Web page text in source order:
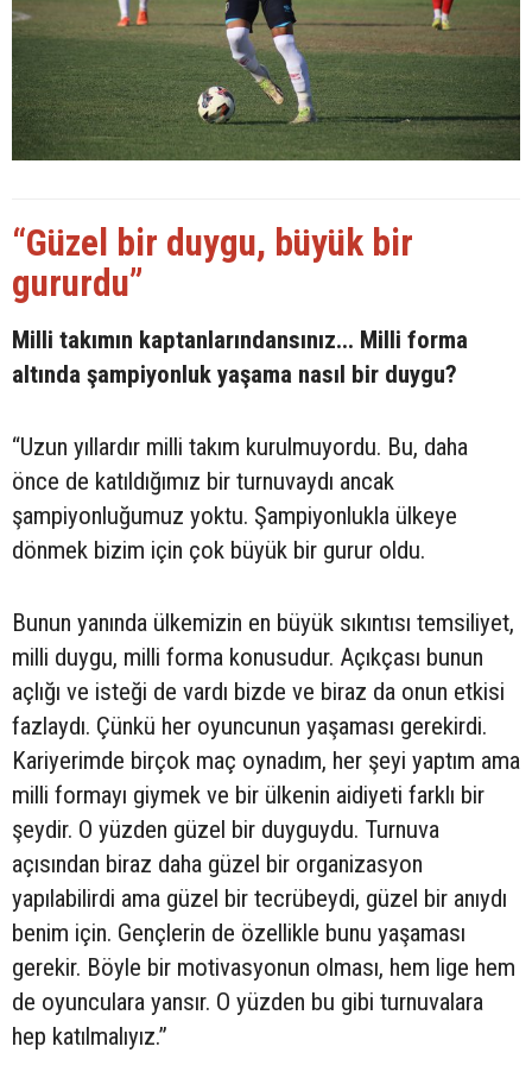
“Güzel bir duygu, büyük bir
gururdu”
Milli takımın kaptanlarındansınız... Milli forma
altında şampiyonluk yaşama nasıl bir duygu?
“Uzun yıllardır milli takım kurulmuyordu. Bu, daha
önce de katıldığımız bir turnuvaydı ancak
şampiyonluğumuz yoktu. Şampiyonlukla ülkeye
dönmek bizim için çok büyük bir gurur oldu.
Bunun yanında ülkemizin en büyük sıkıntısı temsiliyet,
milli duygu, milli forma konusudur. Açıkçası bunun
açlığı ve isteği de vardı bizde ve biraz da onun etkisi
fazlaydı. Çünkü her oyuncunun yaşaması gerekirdi.
Kariyerimde birçok maç oynadım, her şeyi yaptım ama
milli formayı giymek ve bir ülkenin aidiyeti farklı bir
şeydir. O yüzden güzel bir duyguydu. Turnuva
açısından biraz daha güzel bir organizasyon
yapılabilirdi ama güzel bir tecrübeydi, güzel bir anıydı
benim için. Gençlerin de özellikle bunu yaşaması
gerekir. Böyle bir motivasyonun olması, hem lige hem
de oyunculara yansır. O yüzden bu gibi turnuvalara
hep katılmalıyız.”